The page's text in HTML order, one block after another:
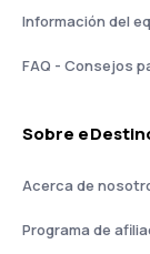
Información del
FAQ - Consejos
Sobre
Acerca de
Programa de